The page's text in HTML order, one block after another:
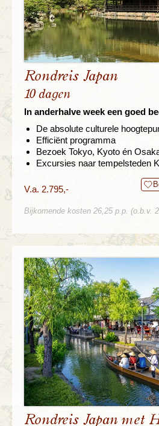
Rondreis Japan
10 dagen
In anderhalve week een goed
De absolute culturele
Efficiënt programma
Bezoek Tokyo, Kyoto én
Excursies naar tempelsteden
V.a. 2.795,-
Bijkomende kosten 26,25 p.p. (o.b.v.
Rondreis Japan met